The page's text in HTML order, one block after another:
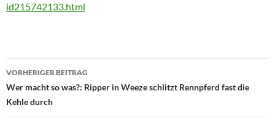
id215742133.html
Beitragsnavigation
VORHERIGER BEITRAG
Wer macht so was?: Ripper in Weeze schlitzt Rennpferd fast die
Kehle durch